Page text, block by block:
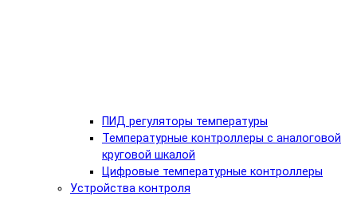
ПИД регуляторы температуры
Температурные контроллеры с аналоговой
круговой шкалой
Цифровые температурные контроллеры
Устройства контроля